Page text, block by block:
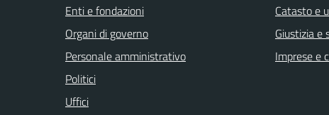
Enti e fondazioni
Organi di governo
Personale amministrativo
Politici
Uffici
Catasto e
Giustizia e
Imprese e